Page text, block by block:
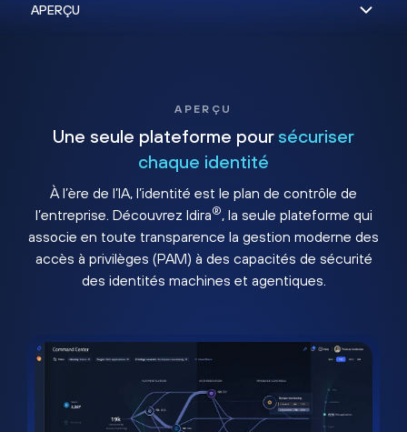
APERÇU
Une seule plateforme pour sécuriser
chaque identité
À l’ère de l’IA, l’identité est le plan de contrôle de
l’entreprise. Découvrez Idira®, la seule plateforme qui
associe en toute transparence la gestion moderne des
accès à privilèges (PAM) à des capacités de sécurité
des identités machines et agentiques.